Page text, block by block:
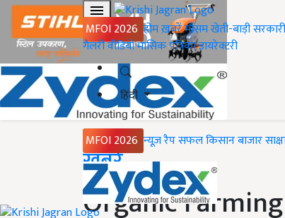
MFOI 2026 होमख़बरेंमौसमखेती-बाड़ी
गैलरीवीडियोमासिक पत्रिकाडायरेक्टरी
हिंदी
MFOI 2026 न्यूज़ रैपसफल किसानबाजार
Home
ख़बरें
Organic